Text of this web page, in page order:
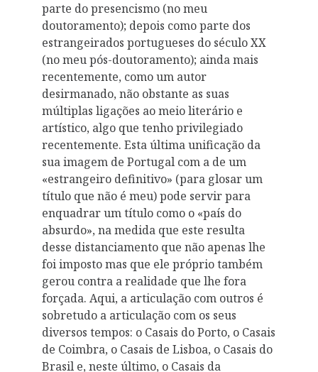
parte do presencismo (no meu
doutoramento); depois como parte dos
estrangeirados portugueses do século XX
(no meu pós-doutoramento); ainda mais
recentemente, como um autor
desirmanado, não obstante as suas
múltiplas ligações ao meio literário e
artístico, algo que tenho privilegiado
recentemente. Esta última unificação da
sua imagem de Portugal com a de um
«estrangeiro definitivo» (para glosar um
título que não é meu) pode servir para
enquadrar um título como o «país do
absurdo», na medida que este resulta
desse distanciamento que não apenas lhe
foi imposto mas que ele próprio também
gerou contra a realidade que lhe fora
forçada. Aqui, a articulação com outros é
sobretudo a articulação com os seus
diversos tempos: o Casais do Porto, o Casais
de Coimbra, o Casais de Lisboa, o Casais do
Brasil e, neste último, o Casais da